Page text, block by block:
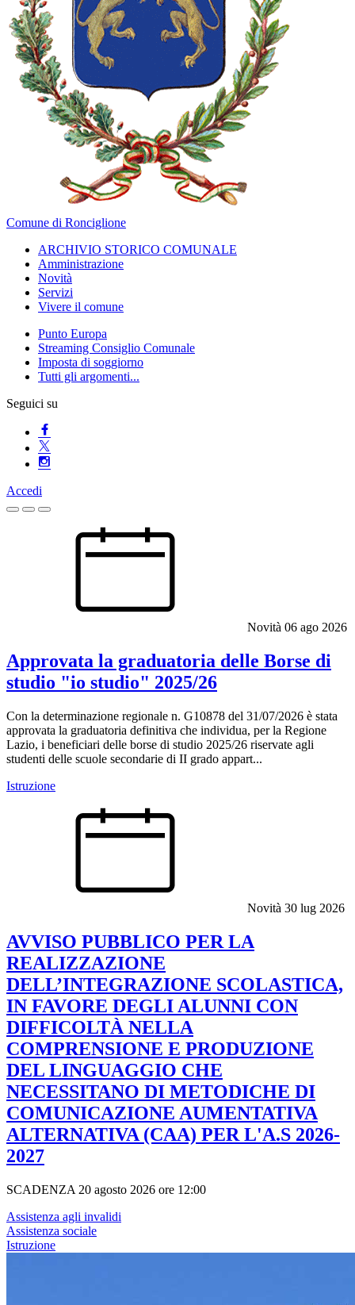
Comune di Ronciglione
ARCHIVIO STORICO COMUNALE
Amministrazione
Novità
Servizi
Vivere il comune
Punto Europa
Streaming Consiglio Comunale
Imposta di soggiorno
Tutti gli argomenti...
Seguici su
Accedi
Homepage
Novità 06 ago 2026
Approvata la graduatoria delle Borse di
studio "io studio" 2025/26
Con la determinazione regionale n. G10878 del 31/07/2026 è stata
approvata la graduatoria definitiva che individua, per la Regione
Lazio, i beneficiari delle borse di studio 2025/26 riservate agli
studenti delle scuole secondarie di II grado appart...
Istruzione
Novità 30 lug 2026
AVVISO PUBBLICO PER LA
REALIZZAZIONE
DELL’INTEGRAZIONE SCOLASTICA,
IN FAVORE DEGLI ALUNNI CON
DIFFICOLTÀ NELLA
COMPRENSIONE E PRODUZIONE
DEL LINGUAGGIO CHE
NECESSITANO DI METODICHE DI
COMUNICAZIONE AUMENTATIVA
ALTERNATIVA (CAA) PER L'A.S 2026-
2027
SCADENZA 20 agosto 2026 ore 12:00
Assistenza agli invalidi
Assistenza sociale
Istruzione